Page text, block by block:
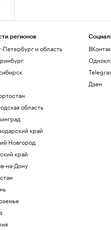
регионов
Петербург и область
область
край
Новгород
край
на-Дону
Дзен